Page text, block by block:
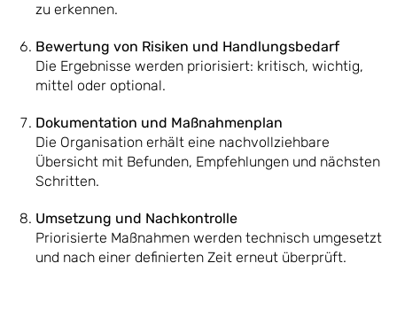
zu erkennen.
Bewertung von Risiken und Handlungsbedarf
Die Ergebnisse werden priorisiert: kritisch, wichtig,
mittel oder optional.
Dokumentation und Maßnahmenplan
Die Organisation erhält eine nachvollziehbare
Übersicht mit Befunden, Empfehlungen und nächsten
Schritten.
Umsetzung und Nachkontrolle
Priorisierte Maßnahmen werden technisch umgesetzt
und nach einer definierten Zeit erneut überprüft.